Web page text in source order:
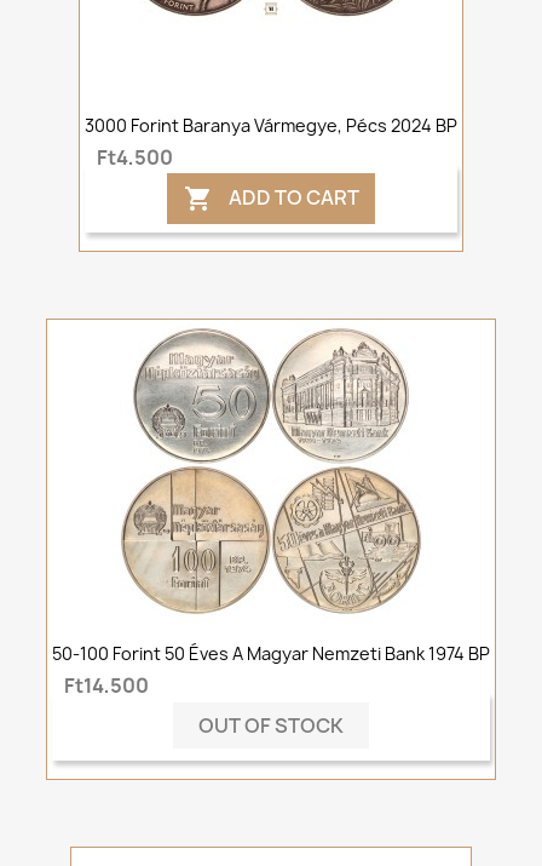
3000 Forint Baranya Vármegye, Pécs 2024 BP
Ft4,500
 ADD TO CART
50-100 Forint 50 Éves A Magyar Nemzeti Bank 1974 BP
Ft14,500
OUT OF STOCK